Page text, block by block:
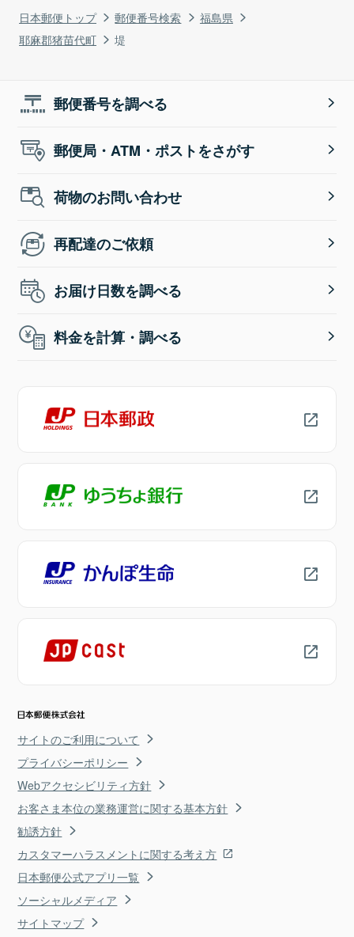
日本郵便トップ 郵便番号検索
福島県
耶麻郡猪苗代町
堤
郵便番号を調べる
郵便局・ATM・ポストをさがす
荷物のお問い合わせ
再配達のご依頼
お届け日数を調べる
料金を計算・調べる
サイトのご利用について
プライバシーポリシー
Webアクセシビリティ方針
お客さま本位の業務運営に関する基本方針
勧誘方針
カスタマーハラスメントに関する考え方
日本郵便公式アプリ一覧
ソーシャルメディア
サイトマップ